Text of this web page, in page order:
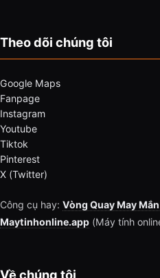
Theo dõi chúng tôi
Google Maps
Fanpage
Instagram
Youtube
Tiktok
Pinterest
X (Twitter)
Công cụ hay: Vòng Quay May
Maytinhonline.app (Máy tính
Về chúng tôi